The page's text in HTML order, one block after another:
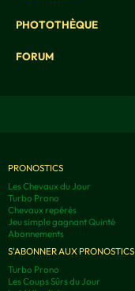
PHOTOTHÈQUE
FORUM
PRONOSTICS
Les Chevaux du Jour
Turbo Prono
Chevaux repérés
Jeu simple gagnant Quinté
Abonnements
S'ABONNER AUX PRONOSTICS
Turbo Prono
Les Coups Sûrs du Jour